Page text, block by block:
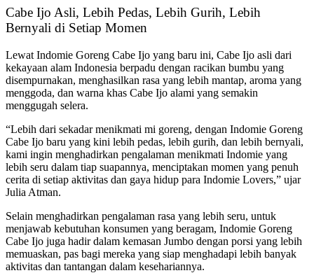
Cabe Ijo Asli, Lebih Pedas, Lebih Gurih, Lebih
Bernyali di Setiap Momen
Lewat Indomie Goreng Cabe Ijo yang baru ini, Cabe Ijo asli dari
kekayaan alam Indonesia berpadu dengan racikan bumbu yang
disempurnakan, menghasilkan rasa yang lebih mantap, aroma yang
menggoda, dan warna khas Cabe Ijo alami yang semakin
menggugah selera.
“Lebih dari sekadar menikmati mi goreng, dengan Indomie Goreng
Cabe Ijo baru yang kini lebih pedas, lebih gurih, dan lebih bernyali,
kami ingin menghadirkan pengalaman menikmati Indomie yang
lebih seru dalam tiap suapannya, menciptakan momen yang penuh
cerita di setiap aktivitas dan gaya hidup para Indomie Lovers,” ujar
Julia Atman.
Selain menghadirkan pengalaman rasa yang lebih seru, untuk
menjawab kebutuhan konsumen yang beragam, Indomie Goreng
Cabe Ijo juga hadir dalam kemasan Jumbo dengan porsi yang lebih
memuaskan, pas bagi mereka yang siap menghadapi lebih banyak
aktivitas dan tantangan dalam kesehariannya.